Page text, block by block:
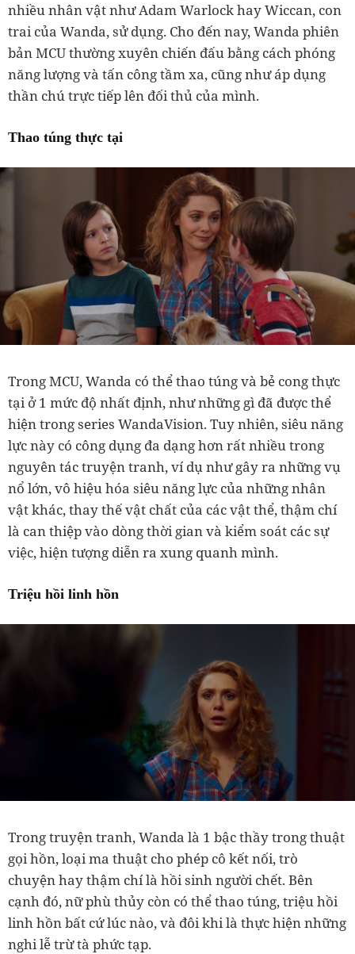
nhiều nhân vật như Adam Warlock hay Wiccan, con
trai của Wanda, sử dụng. Cho đến nay, Wanda phiên
bản MCU thường xuyên chiến đấu bằng cách phóng
năng lượng và tấn công tầm xa, cũng như áp dụng
thần chú trực tiếp lên đối thủ của mình.
Thao túng thực tại
Trong MCU, Wanda có thể thao túng và bẻ cong thực
tại ở 1 mức độ nhất định, như những gì đã được thể
hiện trong series WandaVision. Tuy nhiên, siêu năng
lực này có công dụng đa dạng hơn rất nhiều trong
nguyên tác truyện tranh, ví dụ như gây ra những vụ
nổ lớn, vô hiệu hóa siêu năng lực của những nhân
vật khác, thay thế vật chất của các vật thể, thậm chí
là can thiệp vào dòng thời gian và kiểm soát các sự
việc, hiện tượng diễn ra xung quanh mình.
Triệu hồi linh hồn
Trong truyện tranh, Wanda là 1 bậc thầy trong thuật
gọi hồn, loại ma thuật cho phép cô kết nối, trò
chuyện hay thậm chí là hồi sinh người chết. Bên
cạnh đó, nữ phù thủy còn có thể thao túng, triệu hồi
linh hồn bất cứ lúc nào, và đôi khi là thực hiện những
nghi lễ trừ tà phức tạp.